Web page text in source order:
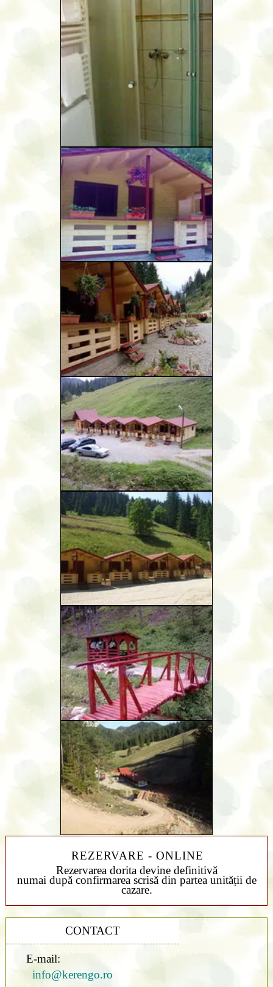
REZERVARE - ONLINE
Rezervarea dorita devine definitivă
numai după confirmarea scrisă din partea unității de
cazare.
CONTACT
E-mail:
info@kerengo.ro